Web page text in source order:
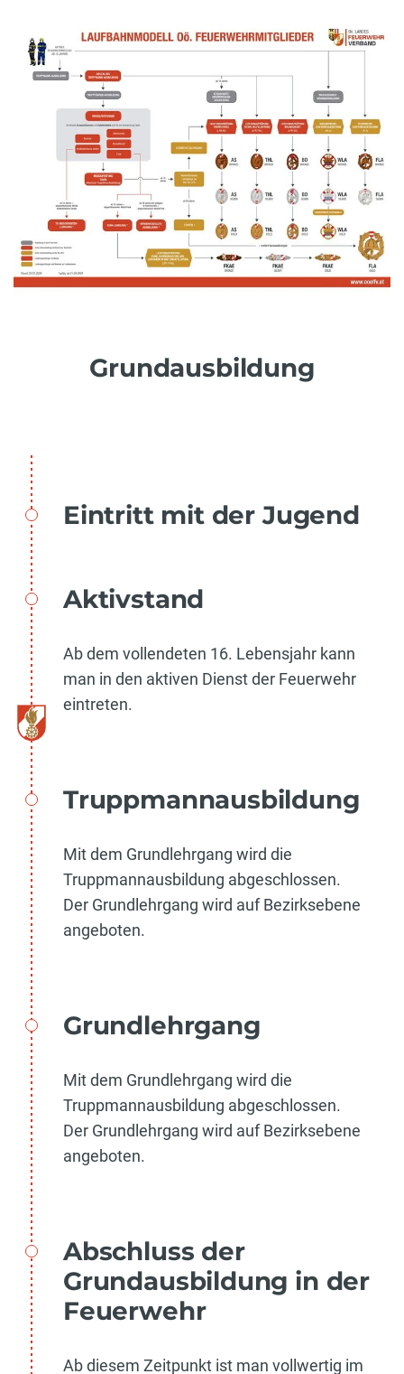
Grundausbildung
Eintritt mit der Jugend
Aktivstand
Ab dem vollendeten 16. Lebensjahr kann
man in den aktiven Dienst der Feuerwehr
eintreten.
Truppmannausbildung
Mit dem Grundlehrgang wird die
Truppmannausbildung abgeschlossen.
Der Grundlehrgang wird auf Bezirksebene
angeboten.
Grundlehrgang
Mit dem Grundlehrgang wird die
Truppmannausbildung abgeschlossen.
Der Grundlehrgang wird auf Bezirksebene
angeboten.
Abschluss der
Grundausbildung in der
Feuerwehr
Ab diesem Zeitpunkt ist man vollwertig im